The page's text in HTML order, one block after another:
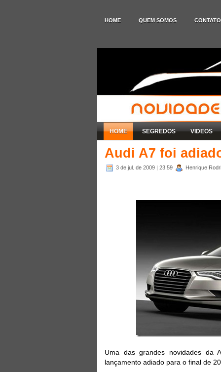
HOME QUEM SOMOS CONTATO
HOME SEGREDOS VIDEOS
Audi A7 foi
3 de jul. de 2009 | 23:59 Henrique
Uma das grandes novidades da
lançamento adiado para o final de